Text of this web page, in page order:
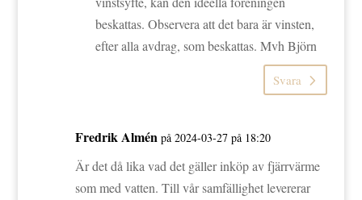
beskattas. Observera att det bara är vinsten,
efter alla avdrag, som beskattas. Mvh Björn
Svara
Fredrik Almén på 2024-03-27 på 18:20
Är det då lika vad det gäller inköp av fjärrvärme
som med vatten. Till vår samfällighet levererar